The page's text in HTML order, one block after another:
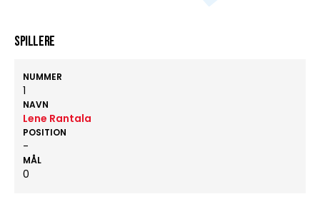
Spillere
NUMMER
1
NAVN
Lene Rantala
POSITION
-
MÅL
0